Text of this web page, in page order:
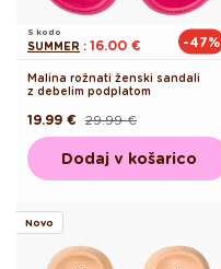
S kodo
SUMMER : 16.00 € -47%
Malina rožnati ženski sandali
z debelim podplatom
Redna
cena
29.99 €
Akcijska
cena
19.99 €
Dodaj v košarico
Novo